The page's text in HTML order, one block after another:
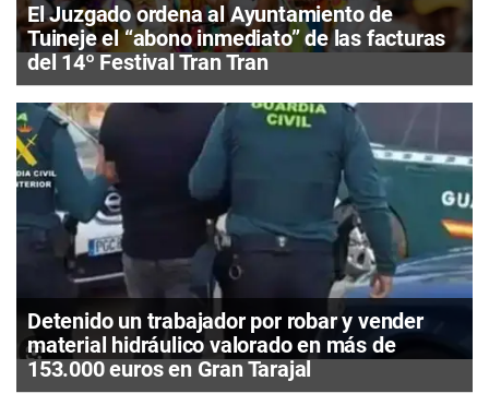
El Juzgado ordena al Ayuntamiento de
Tuineje el “abono inmediato” de las facturas
del 14º Festival Tran Tran
Detenido un trabajador por robar y vender
material hidráulico valorado en más de
153.000 euros en Gran Tarajal